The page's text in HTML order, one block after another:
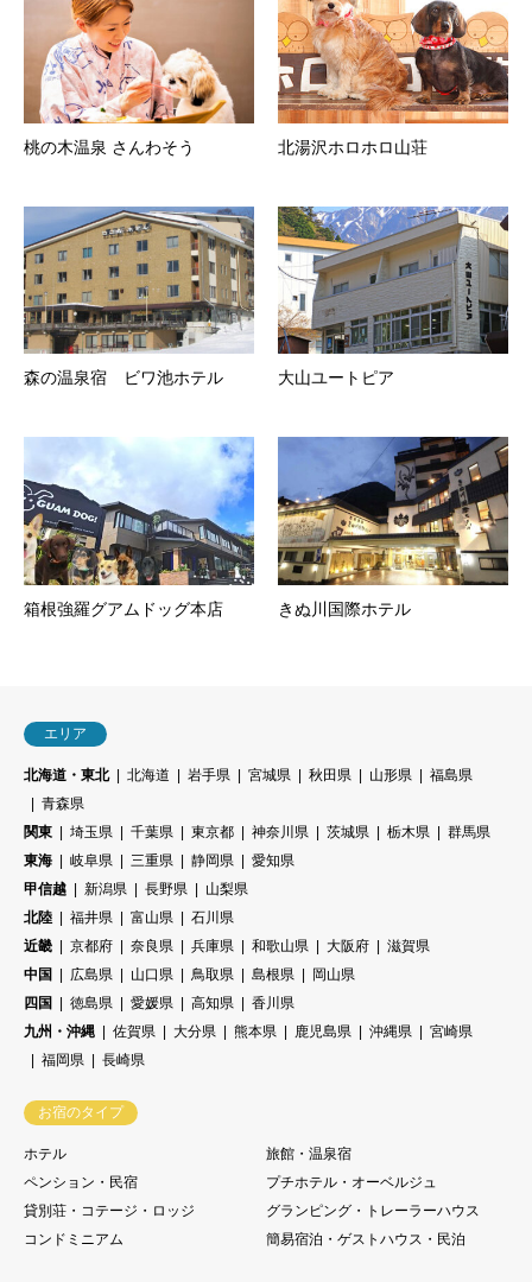
桃の木温泉 さんわそう 北湯沢ホロホロ山荘
森の温泉宿 ビワ池ホテル 大山ユートピア
箱根強羅グアムドッグ本店 きぬ川国際ホテル
エリア
北海道・東北 北海道 岩手県 宮城県 秋田県 山形県
福島県
青森県
関東
埼玉県 千葉県 東京都 神奈川県 茨城県 栃木県
群馬県
東海
岐阜県 三重県 静岡県
愛知県
甲信越
新潟県 長野県
山梨県
北陸
福井県 富山県
石川県
近畿
京都府 奈良県 兵庫県 和歌山県 大阪府
滋賀県
中国
広島県 山口県 鳥取県 島根県
岡山県
四国
徳島県 愛媛県 高知県
香川県
九州・沖縄
佐賀県 大分県 熊本県 鹿児島県 沖縄県
宮崎県
福岡県
長崎県
お宿のタイプ
ホテル
旅館・温泉宿
ペンション・民宿
プチホテル・オーベルジュ
貸別荘・コテージ・ロッジ
グランピング・トレーラーハウス
コンドミニアム
簡易宿泊・ゲストハウス・民泊